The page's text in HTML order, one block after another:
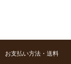
お支払い方法・送料